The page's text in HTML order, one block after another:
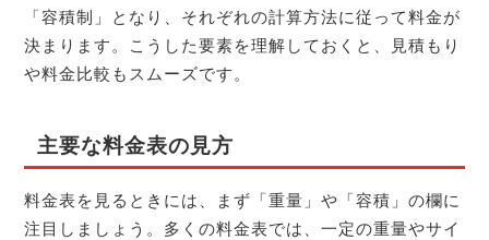
「容積制」となり、それぞれの計算方法に従って料金が
決まります。こうした要素を理解しておくと、見積もり
や料金比較もスムーズです。
主要な料金表の見方
料金表を見るときには、まず「重量」や「容積」の欄に
注目しましょう。多くの料金表では、一定の重量やサイ